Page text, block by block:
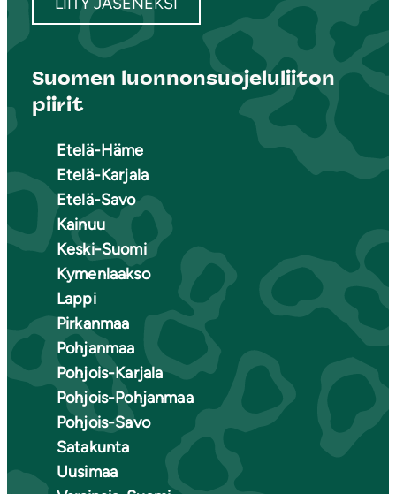
Suomen luonnonsuojeluliiton
piirit
Etelä-Häme
Etelä-Karjala
Etelä-Savo
Kainuu
Keski-Suomi
Kymenlaakso
Lappi
Pirkanmaa
Pohjanmaa
Pohjois-Karjala
Pohjois-Pohjanmaa
Pohjois-Savo
Satakunta
Uusimaa